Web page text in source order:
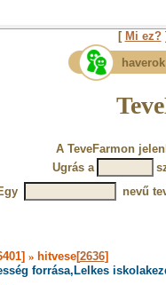
[ Mi ez?
A TeveFarmon
Ugrás a
nevű
» hitvese[2636]
forrása,Lelkes